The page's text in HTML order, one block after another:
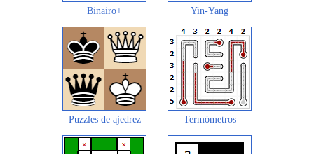
Binairo+ Yin-Yang
Puzzles de ajedrez Termómetros